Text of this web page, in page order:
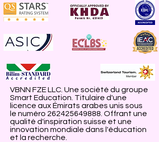
VBNN FZE LLC. Une société du groupe
Smart Education. Titulaire d'une
licence aux Émirats arabes unis sous
le numéro 262425649888 . Offrant une
qualité d'inspiration suisse et une
innovation mondiale dans l'éducation
et la recherche.